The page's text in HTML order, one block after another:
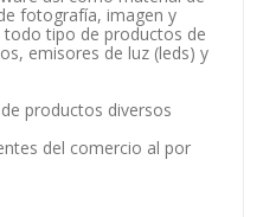
fotografía, imagen y
tipo de productos de
emisores de luz (leds) y
productos diversos
del comercio al por